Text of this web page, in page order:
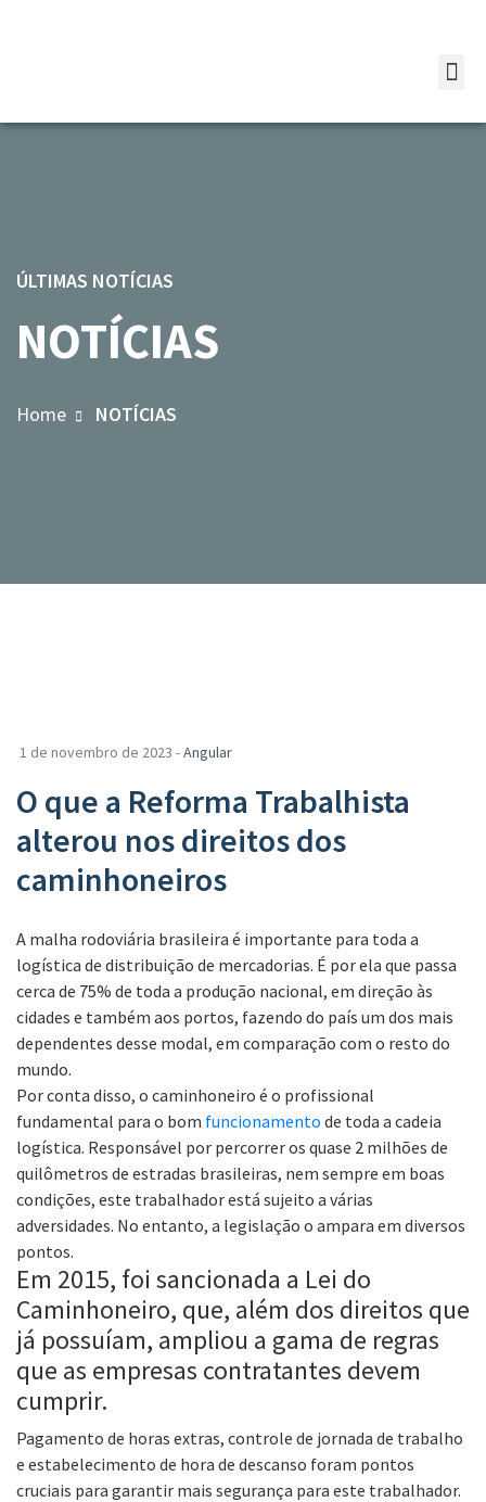
ÚLTIMAS NOTÍCIAS
NOTÍCIAS
Home NOTÍCIAS
1 de novembro de 2023 -Angular
O que a Reforma Trabalhista
alterou nos direitos dos
caminhoneiros
A malha rodoviária brasileira é importante para toda a
logística de distribuição de mercadorias. É por ela que passa
cerca de 75% de toda a produção nacional, em direção às
cidades e também aos portos, fazendo do país um dos mais
dependentes desse modal, em comparação com o resto do
mundo.
Por conta disso, o caminhoneiro é o profissional
fundamental para o bom funcionamento de toda a cadeia
logística. Responsável por percorrer os quase 2 milhões de
quilômetros de estradas brasileiras, nem sempre em boas
condições, este trabalhador está sujeito a várias
adversidades. No entanto, a legislação o ampara em diversos
pontos.
Em 2015, foi sancionada a Lei do
Caminhoneiro, que, além dos direitos que
já possuíam, ampliou a gama de regras
que as empresas contratantes devem
cumprir.
Pagamento de horas extras, controle de jornada de trabalho
e estabelecimento de hora de descanso foram pontos
cruciais para garantir mais segurança para este trabalhador.